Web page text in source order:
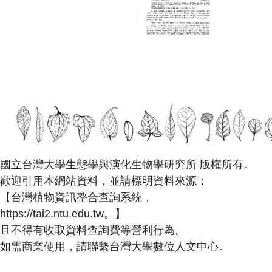
國立台灣大學生態學與演化生物學研究所 版權所有。
歡迎引用本網站資料，並請標明資料來源：
【台灣植物資訊整合查詢系統，
https://tai2.ntu.edu.tw。】
且不得有收取資料查詢費等營利行為。
如需商業使用，請聯繫台灣大學數位人文中心。